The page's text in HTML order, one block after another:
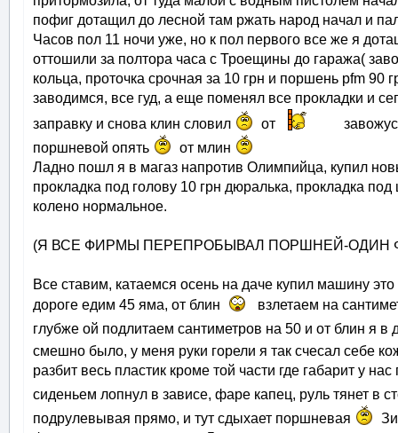
пофиг дотащил до лесной там ржать народ начал и
Часов пол 11 ночи уже, но к пол первого все же я
оттошили за полтора часа с Троещины до гаража(
кольца, проточка срочная за 10 грн и поршень pfm 90
заводимся, все гуд, а еще поменял все прокладки и
заправку и снова клин словил
от
поршневой опять
от млин
Ладно пошл я в магаз напротив Олимпийца, купил
прокладка под голову 10 грн дюралька, прокладка
колено нормальное.
(Я ВСЕ ФИРМЫ ПЕРЕПРОБЫВАЛ ПОРШНЕЙ-ОДИН
Все ставим, катаемся осень на даче купил машину
дороге едим 45 яма, от блин
взлетаем на
глубже ой подлитаем сантиметров на 50 и от блин я в
смешно было, у меня руки горели я так счесал себе
разбит весь пластик кроме той части где габарит у
сиденьем лопнул в зависе, фаре капец, руль тянет в
подрулевывая прямо, и тут сдыхает поршневая